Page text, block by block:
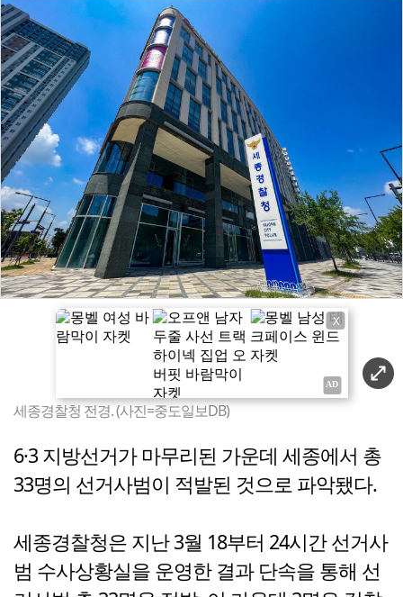
X
세종경찰청 전경. (사진=중도일보DB)
6·3 지방선거가 마무리된 가운데 세종에서 총
33명의 선거사범이 적발된 것으로 파악됐다.
세종경찰청은 지난 3월 18부터 24시간 선거사
범 수사상황실을 운영한 결과 단속을 통해 선